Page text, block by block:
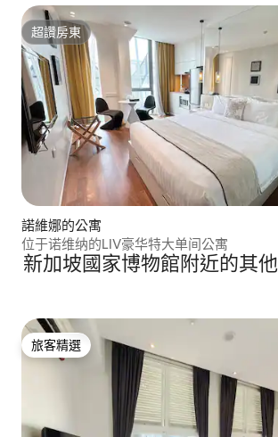
超讚房東
超讚房東
諾維娜的公寓
位于诺维纳的LIV豪华特大单间公寓
新加坡國家博物館附近的其
旅客精選
旅客精選